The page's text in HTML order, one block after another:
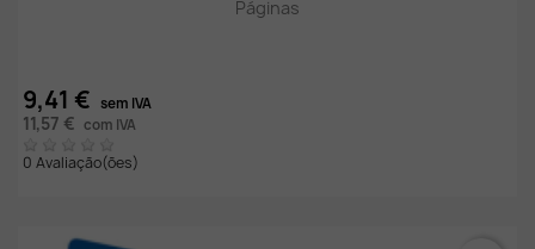
Páginas
9,41 € sem IVA
11,57 € com IVA
0 Avaliação(ões)